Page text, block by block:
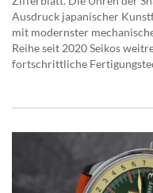
Ausdruck japanischer
mit modernster
Reihe seit 2020 Seikos
fortschrittliche